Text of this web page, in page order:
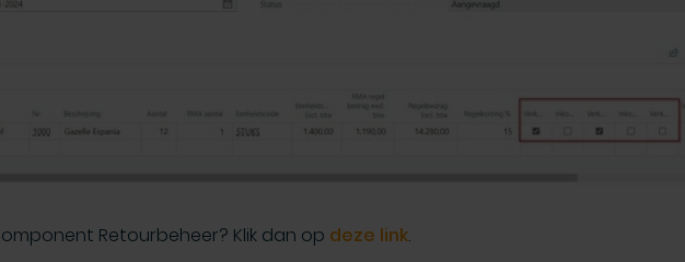
Retourbeheer? Klik dan op deze link.